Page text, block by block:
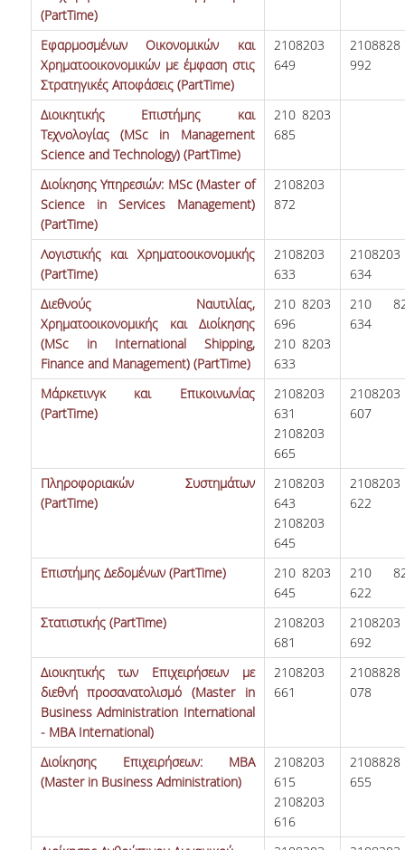
ΕΡΕΥΝΑ
ΕΡΕΥΝΗΤΙΚΑ ΕΡΓΑΣΤΗΡΙΑ
ΔΙΔΑΚΤΟΡΙΚΑ & ΜΕΤΑ-
ΔΙΔΑΚΤΟΡΙΚΗ ΕΡΕΥΝΑ
ΥΠΗΡΕΣΙΕΣ
ΒΙΒΛΙΟΘΗΚΗ
ΨΗΦΙΑΚΕΣ ΥΠΗΡΕΣΙΕΣ
UREGISTER
E-CLASS
E-ΓΡΑΜΜΑΤΕΙΑ
ΣΥΣΤΗΜΑ ΔΗΛΩΣΗΣ
ΒΛΑΒΩΝ
ΕΠΙΚΟΙΝΩΝΙΑ
ΕΠΙΚΟΙΝΩΝΙΑ
(PartTime)
Εφαρμοσμένων Οικονομικών και
Χρηματοοικονομικών με έμφαση στις
Στρατηγικές Αποφάσεις (PartTime)
2108203
649
2108828
992
Διοικητικής Επιστήμης και
Τεχνολογίας (MSc in Management
Science and Technology) (PartTime)
210 8203
685
Διοίκησης Υπηρεσιών: MSc (Master of
Science in Services Management)
(PartTime)
2108203
872
Λογιστικής και Χρηματοοικονομικής
(PartTime)
2108203
633
2108203
634
Διεθνούς Ναυτιλίας,
Χρηματοοικονομικής και Διοίκησης
(MSc in International Shipping,
Finance and Management) (PartTime)
210 8203
696
210 8203
633
210
634
Μάρκετινγκ και Επικοινωνίας
(PartTime)
2108203
631
2108203
665
2108203
607
Πληροφοριακών Συστημάτων
(PartTime)
2108203
643
2108203
645
2108203
622
Επιστήμης Δεδομένων (PartTime)
210 8203
645
210
622
Στατιστικής (PartTime)
2108203
681
2108203
692
Διοικητικής των Επιχειρήσεων με
διεθνή προσανατολισμό (Master in
Business Administration International
- MBA International)
2108203
661
2108828
078
Διοίκησης Επιχειρήσεων: MBA
(Master in Business Administration)
2108203
615
2108203
616
2108828
655